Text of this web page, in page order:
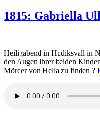
1815: Gabriella
Heiligabend in Hudiksvall in
den Augen ihrer beiden
Mörder von Hella zu finden ?